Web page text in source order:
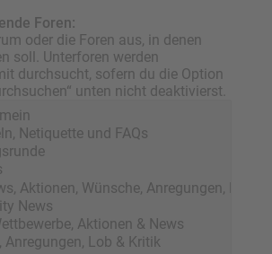
Foren:
oder die Foren aus, in denen
soll. Unterforen werden
durchsucht, sofern du die Option
unten nicht deaktivierst.